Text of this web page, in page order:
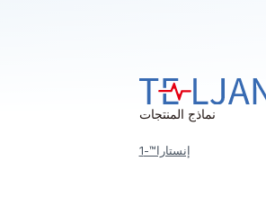
ت
ج
لينكد إن
نماذج المنتجات
إنستارا™-1